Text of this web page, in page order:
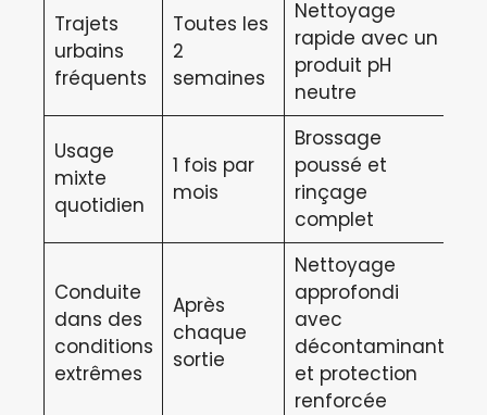
Trajets
urbains
fréquents
Toutes les
2
semaines
Nettoyage
rapide avec un
produit pH
neutre
Usage
mixte
quotidien
1 fois par
mois
Brossage
poussé et
rinçage
complet
Conduite
dans des
conditions
extrêmes
Après
chaque
sortie
Nettoyage
approfondi
avec
décontaminant
et protection
renforcée